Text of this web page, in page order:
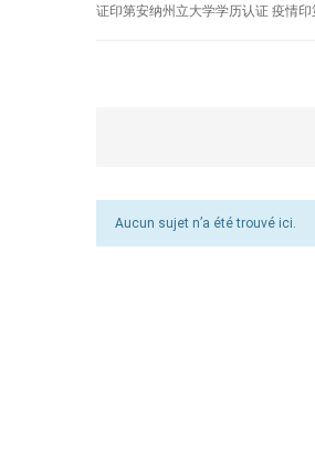
证印第安纳州立大学学历认证 疫情
Aucun sujet n’a été trouvé ici.